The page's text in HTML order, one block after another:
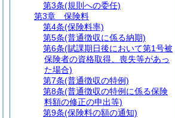
第3条(規則への委任)
第3章
保険料
第4条(保険料率)
第5条(普通徴収に係る納期)
第6条(賦課期日後において第1号被
保険者の資格取得、喪失等があっ
た場合)
第7条(普通徴収の特例)
第8条(普通徴収の特例に係る保険
料額の修正の申出等)
第9条(保険料の額の通知)